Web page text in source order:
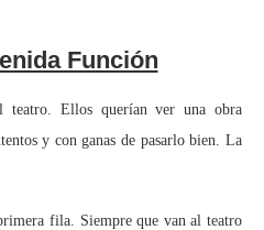
Función
Ellos querían ver una obra
y con ganas de pasarlo bien. La
fila. Siempre que van al teatro